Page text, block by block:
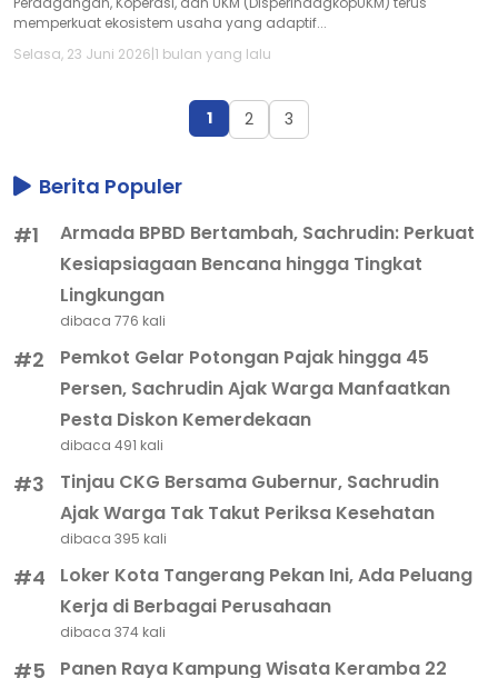
memperkuat ekosistem usaha yang adaptif...
Selasa, 23 Juni 2026|1 bulan yang lalu
1 2 3
Berita Populer
#1
Armada BPBD Bertambah, Sachrudin: Perkuat
Kesiapsiagaan Bencana hingga Tingkat
Lingkungan
dibaca 776 kali
#2
Pemkot Gelar Potongan Pajak hingga 45
Persen, Sachrudin Ajak Warga Manfaatkan
Pesta Diskon Kemerdekaan
dibaca 491 kali
#3
Tinjau CKG Bersama Gubernur, Sachrudin
Ajak Warga Tak Takut Periksa Kesehatan
dibaca 395 kali
#4
Loker Kota Tangerang Pekan Ini, Ada Peluang
Kerja di Berbagai Perusahaan
dibaca 374 kali
#5
Panen Raya Kampung Wisata Keramba 22